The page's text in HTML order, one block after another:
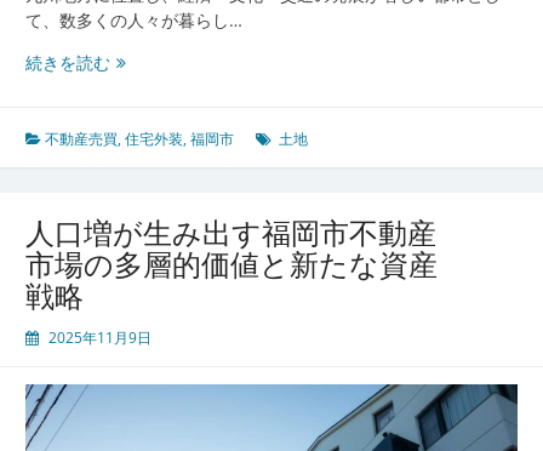
ち
く
未
来
て、数多くの人々が暮らし…
続きを読む福
の
成
共
に
す
不動産売買,住宅外装,福岡市 土地
人口増が生み出す福岡市不動産
市場の多層的価値と新たな資産
戦略
2025年11月9日